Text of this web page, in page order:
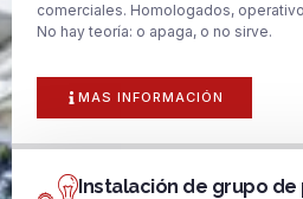
comerciales. Homologados,
No hay teoría: o apaga, o no sirve.
MAS INFORMACIÓN
Instalación de grupo de